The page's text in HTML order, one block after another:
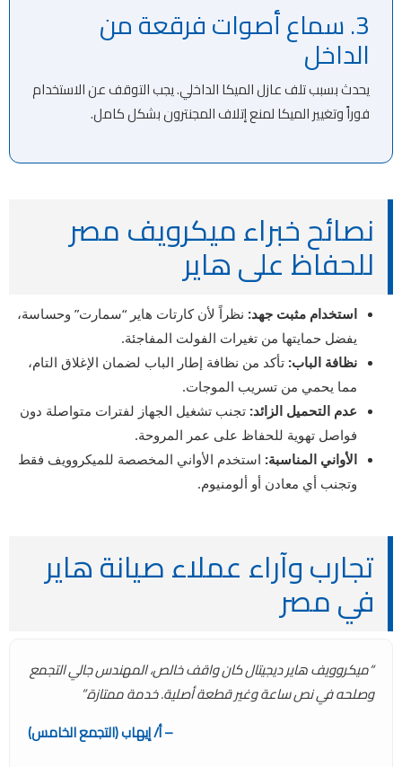
3. سماع أصوات فرقعة من
الداخل
يحدث بسبب تلف عازل الميكا الداخلي. يجب التوقف عن الاستخدام
فوراً وتغيير الميكا لمنع إتلاف المجنترون بشكل كامل.
نصائح خبراء ميكرويف مصر
للحفاظ على هاير
استخدام مثبت جهد: نظراً لأن كارتات هاير “سمارت” وحساسة،
يفضل حمايتها من تغيرات الفولت المفاجئة.
نظافة الباب: تأكد من نظافة إطار الباب لضمان الإغلاق التام،
مما يحمي من تسريب الموجات.
عدم التحميل الزائد: تجنب تشغيل الجهاز لفترات متواصلة دون
فواصل تهوية للحفاظ على عمر المروحة.
الأواني المناسبة: استخدم الأواني المخصصة للميكروويف فقط
وتجنب أي معادن أو ألومنيوم.
تجارب وآراء عملاء صيانة هاير
في مصر
“ميكروويف هاير ديجيتال كان واقف خالص، المهندس جالي التجمع
وصلحه في نص ساعة وغير قطعة أصلية. خدمة ممتازة.”
– أ/ إيهاب (التجمع الخامس)